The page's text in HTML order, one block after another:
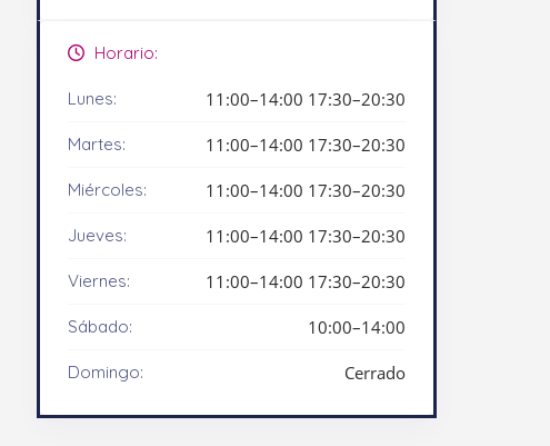
Horario:
Lunes: 11:00–14:00 17:30–20:30
Martes: 11:00–14:00 17:30–20:30
Miércoles: 11:00–14:00 17:30–20:30
Jueves: 11:00–14:00 17:30–20:30
Viernes: 11:00–14:00 17:30–20:30
Sábado: 10:00–14:00
Domingo: Cerrado